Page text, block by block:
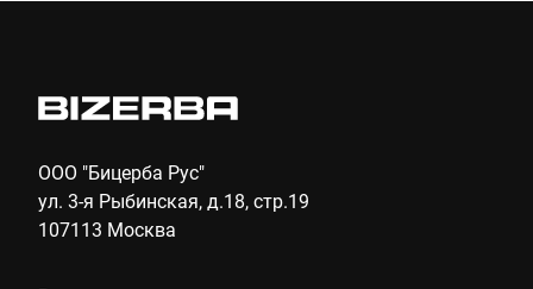
ООО "Бицерба Рус"
ул. 3-я Рыбинская, д.18, стр.19
107113 Москва